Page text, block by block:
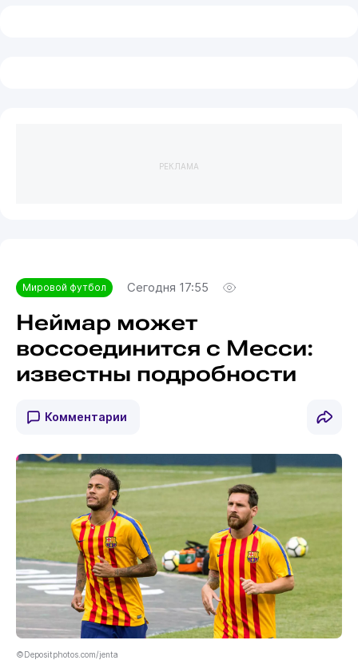
РЕКЛАМА
Мировой футбол Сегодня 17:55
Неймар может
воссоединится с Месси:
известны подробности
Комментарии
©Depositphotos.com/jenta